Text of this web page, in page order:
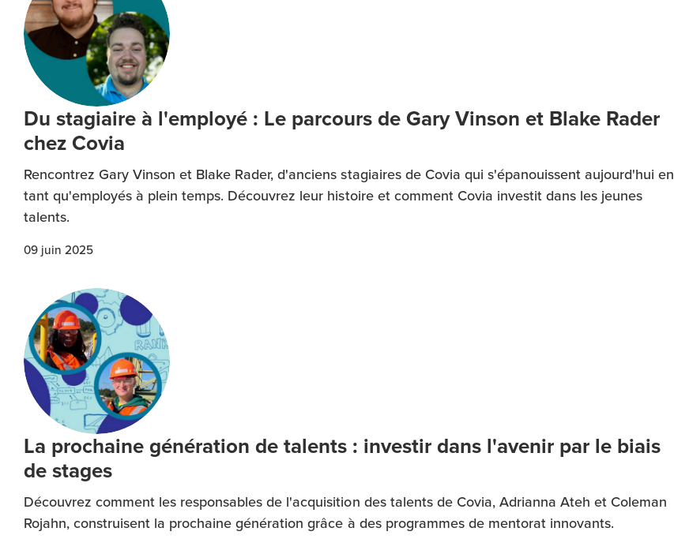
Du stagiaire à l'employé : Le parcours de Gary Vinson et Blake Rader
chez Covia
Rencontrez Gary Vinson et Blake Rader, d'anciens stagiaires de Covia qui s'épanouissent aujourd'hui en
tant qu'employés à plein temps. Découvrez leur histoire et comment Covia investit dans les jeunes
talents.
09 juin 2025
La prochaine génération de talents : investir dans l'avenir par le biais
de stages
Découvrez comment les responsables de l'acquisition des talents de Covia, Adrianna Ateh et Coleman
Rojahn, construisent la prochaine génération grâce à des programmes de mentorat innovants.